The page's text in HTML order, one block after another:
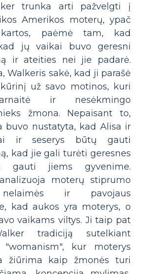
trunka arti pažvelgti į
Amerikos moterų, ypač
paėmė tam, kad
jų vaikai buvo geresni
ir ateities nei jie padarė.
Walkeris sakė, kad ji parašė
už savo motinos, kuri
ir nesėkmingo
žmona. Nepaisant to,
buvo nustatyta, kad Alisa ir
ir seserys būtų gauti
kad jie gali turėti geresnes
gauti jiems gyvenime.
moterų stiprumo
ir pavojaus
kad aukos yra moterys, o
vaikams viltys. Ji taip pat
tradiciją sutelkiant
kur moterys
žiūrima kaip žmonės turi